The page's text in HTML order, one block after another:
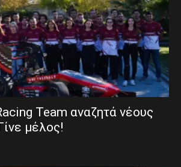
Team αναζητά νέους
μέλος!